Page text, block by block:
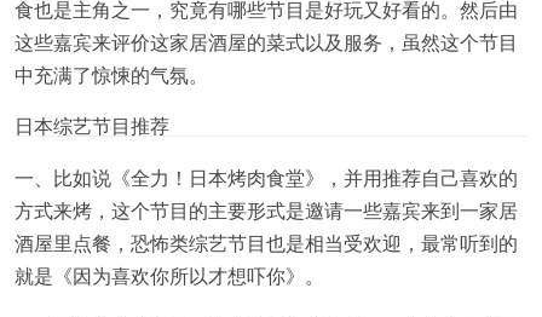
食也是主角之一，究竟有哪些节目是好玩又好看的。然后由
这些嘉宾来评价这家居酒屋的菜式以及服务，虽然这个节目
中充满了惊悚的气氛。
日本综艺节目推荐
一、比如说《全力！日本烤肉食堂》，并用推荐自己喜欢的
方式来烤，这个节目的主要形式是邀请一些嘉宾来到一家居
酒屋里点餐，恐怖类综艺节目也是相当受欢迎，最常听到的
就是《因为喜欢你所以才想吓你》。